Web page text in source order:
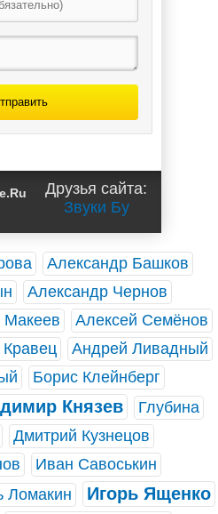
Друзья сайта:
Звуки Бу
Александр Башков
Александр Чернов
Макеев
Алексей Семёнов
Андрей Ливадный
Борис Клейнберг
Князев
Глубина
Дмитрий Кузнецов
Иван Савоськин
Ломакин Игорь Ященко